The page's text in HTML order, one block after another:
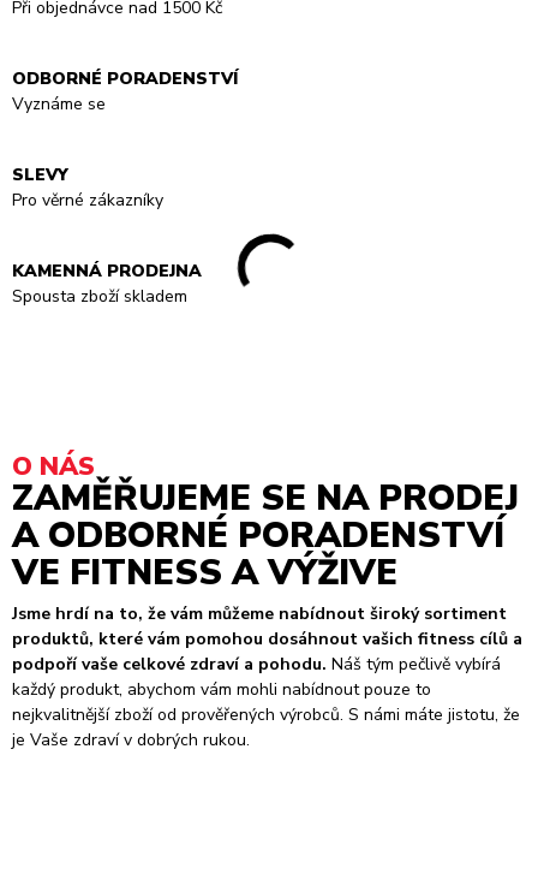
Při objednávce nad 1500 Kč
ODBORNÉ PORADENSTVÍ
Vyznáme se
SLEVY
Pro věrné zákazníky
KAMENNÁ PRODEJNA
Spousta zboží skladem
O NÁS
ZAMĚŘUJEME SE NA PRODEJ
A ODBORNÉ PORADENSTVÍ
VE FITNESS A VÝŽIVE
Jsme hrdí na to, že vám můžeme nabídnout široký sortiment
produktů, které vám pomohou dosáhnout vašich fitness cílů a
podpoří vaše celkové zdraví a pohodu. Náš tým pečlivě vybírá
každý produkt, abychom vám mohli nabídnout pouze to
nejkvalitnější zboží od prověřených výrobců. S námi máte jistotu, že
je Vaše zdraví v dobrých rukou.